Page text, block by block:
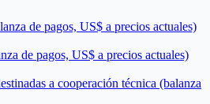
de pagos, US$ a precios actuales)
de pagos, US$ a precios actuales)
a cooperación técnica (balanza